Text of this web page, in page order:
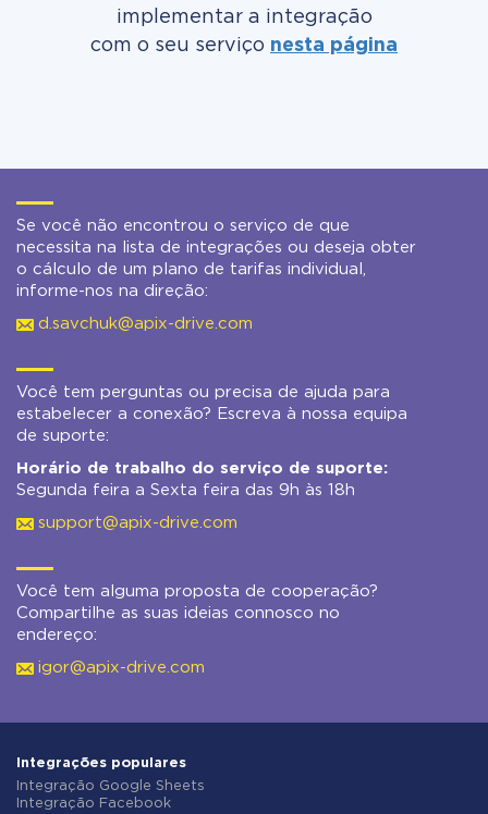
implementar a integração
com o seu serviço nesta página
Se você não encontrou o serviço de que
necessita na lista de integrações ou deseja obter
o cálculo de um plano de tarifas individual,
informe-nos na direção:
d.savchuk@apix-drive.com
Você tem perguntas ou precisa de ajuda para
estabelecer a conexão? Escreva à nossa equipa
de suporte:
Horário de trabalho do serviço de suporte:
Segunda feira a Sexta feira das 9h às 18h
support@apix-drive.com
Você tem alguma proposta de cooperação?
Compartilhe as suas ideias connosco no
endereço:
igor@apix-drive.com
Integrações populares
Integração Google Sheets
Integração Facebook